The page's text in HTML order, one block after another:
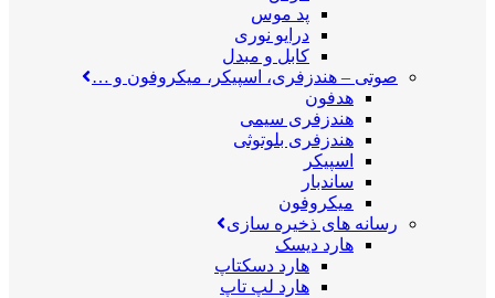
پد موس
درایو نوری
کابل و مبدل
صوتی – هندزفری، اسپیکر، میکروفون و …
هدفون
هندزفری سیمی
هندزفری بلوتوثی
اسپیکر
ساندبار
میکروفون
رسانه های ذخیره سازی
هارد دیسک
هارد دسکتاپ
هارد لپ تاپ